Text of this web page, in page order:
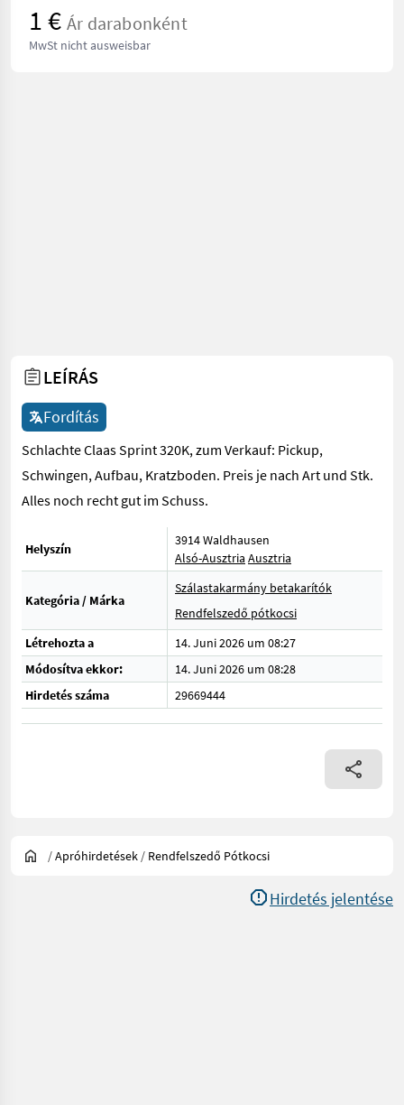
1 € Ár darabonként
MwSt nicht ausweisbar
LEÍRÁS
Fordítás
Schlachte Claas Sprint 320K, zum Verkauf: Pickup,
Schwingen, Aufbau, Kratzboden. Preis je nach Art und Stk.
Alles noch recht gut im Schuss.
Helyszín
3914 Waldhausen
Alsó-Ausztria Ausztria
Kategória / Márka
Szálastakarmány betakarítók
Rendfelszedő pótkocsi
Létrehozta a
14. Juni 2026 um 08:27
Módosítva ekkor:
14. Juni 2026 um 08:28
Hirdetés száma
29669444
/Apróhirdetések / Rendfelszedő Pótkocsi
Hirdetés jelentése